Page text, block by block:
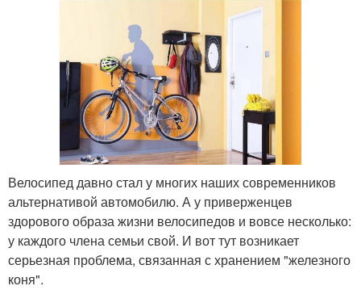
Велосипед давно стал у многих наших современников
альтернативой автомобилю. А у приверженцев
здорового образа жизни велосипедов и вовсе несколько:
у каждого члена семьи свой. И вот тут возникает
серьезная проблема, связанная с хранением "железного
коня".